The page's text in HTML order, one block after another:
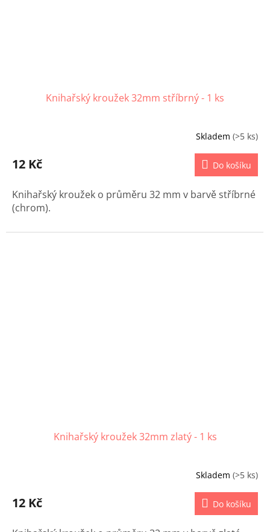
Knihařský kroužek 32mm stříbrný - 1 ks
Skladem (>5 ks)
12 Kč Do košíku
Knihařský kroužek o průměru 32 mm v barvě stříbrné
(chrom).
Knihařský kroužek 32mm zlatý - 1 ks
Skladem (>5 ks)
12 Kč Do košíku